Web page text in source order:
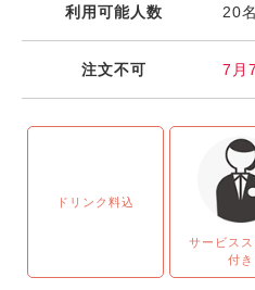
利用可能人数 20
注文不可 7月
ドリンク料込
サービス
付き